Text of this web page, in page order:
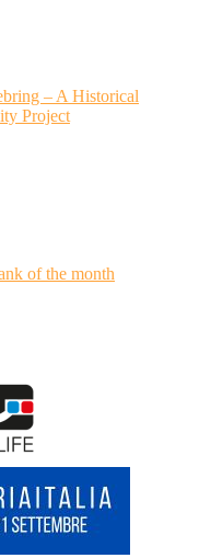
– A Historical
Project
of the month